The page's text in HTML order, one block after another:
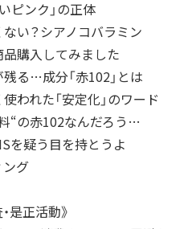
ピンク」の正体
い？シアノコバラミン
購入してみました
る…成分「赤102」とは
われた「安定化」のワード
“の赤102なんだろう…
を疑う目を持とうよ
グ
是正活動》